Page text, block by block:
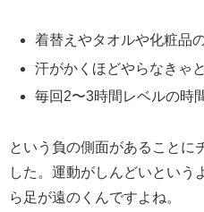
着替えやタオルや化粧品
汗がかくほどやらなきゃ
毎回2〜3時間レベルの時
という負の側面があることに
した。運動がしんどいという
ら足が遠のくんですよね。